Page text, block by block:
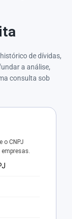
de dívidas,
a análise,
consulta sob
o CNPJ